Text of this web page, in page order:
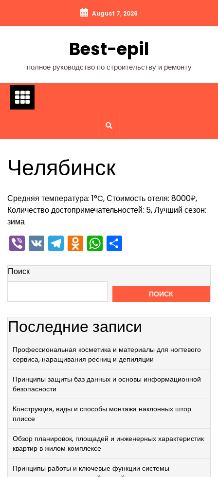
содержимому
August 7, 2026
Best-epil
полное руководство по строительству и ремонту
Челябинск
Средняя температура: 1°C, Стоимость отеля: 8000₽,
Количество достопримечательностей: 5, Лучший сезон:
зима
Viber
VKTelegram
Odnoklassniki
WhatsApp
Поиск
ПОИСК
Последние записи
Профессиональная косметика и материалы для ногтевого
сервиса, наращивания ресниц и депиляции
Принципы защиты баз данных и основы информационной
безопасности
Конструкция, виды и способы монтажа наклонных штор
плиссе
Обзор планировок, площадей и инженерных характеристик
квартир в жилом комплексе
Принципы работы и ключевые функции системы